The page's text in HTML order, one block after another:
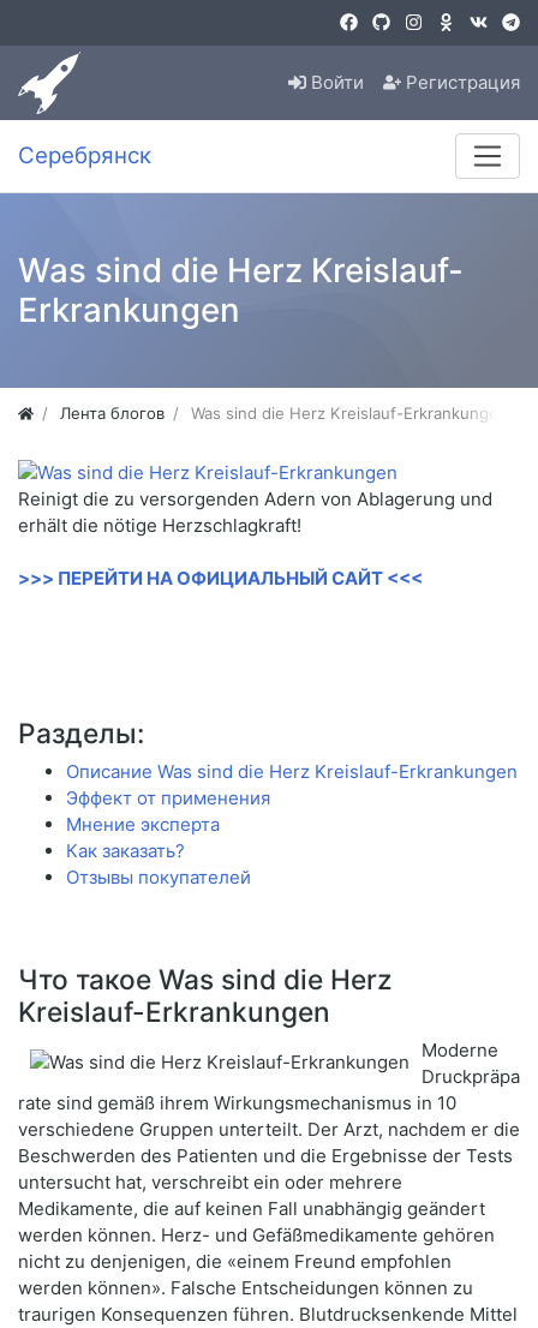
Войти Регистрация
Серебрянск
Was sind die Herz Kreislauf-
Erkrankungen
Лента блогов Was sind die Herz Kreislauf-Erkrankungen
Reinigt die zu versorgenden Adern von Ablagerung und
erhält die nötige Herzschlagkraft!
>>> ПЕРЕЙТИ НА ОФИЦИАЛЬНЫЙ САЙТ <<<
Разделы:
Описание Was sind die Herz Kreislauf-Erkrankungen
Эффект от применения
Мнение эксперта
Как заказать?
Отзывы покупателей
Что такое Was sind die Herz
Kreislauf-Erkrankungen
Moderne
Druckpräpa
rate sind gemäß ihrem Wirkungsmechanismus in 10
verschiedene Gruppen unterteilt. Der Arzt, nachdem er die
Beschwerden des Patienten und die Ergebnisse der Tests
untersucht hat, verschreibt ein oder mehrere
Medikamente, die auf keinen Fall unabhängig geändert
werden können. Herz- und Gefäßmedikamente gehören
nicht zu denjenigen, die «einem Freund empfohlen
werden können». Falsche Entscheidungen können zu
traurigen Konsequenzen führen. Blutdrucksenkende Mittel